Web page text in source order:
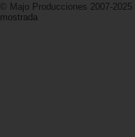
© Majo Producciones 2007-2025
mostrada